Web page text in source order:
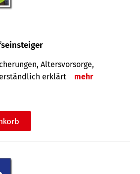
Altersvorsorge,
erklärt
mehr